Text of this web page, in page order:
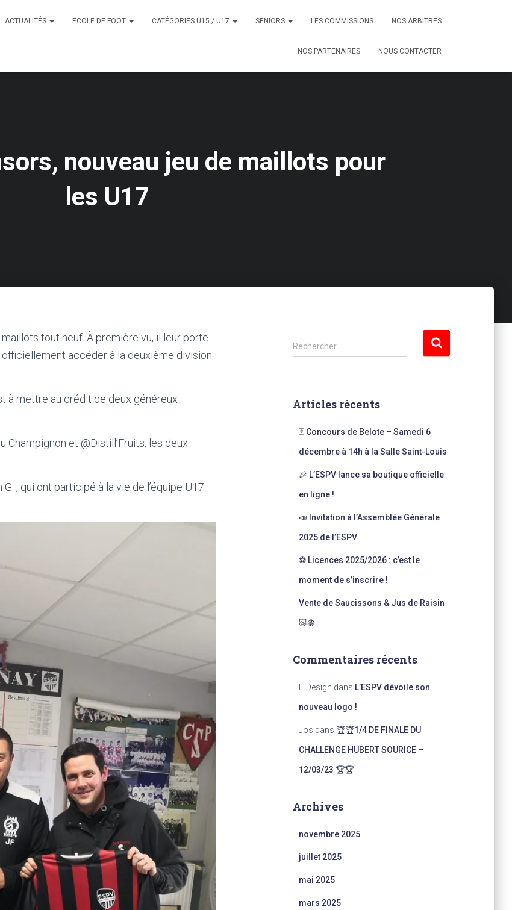
ACTUALITÉS ECOLE DE FOOT CATÉGORIES U15 / U17 SENIORS LES COMMISSIONS NOS ARBITRES
NOS PARTENAIRES NOUS CONTACTER
nouveau jeu de maillots pour
les U17
tout neuf. À première vu, il leur porte
accéder à la deuxième division
à mettre au crédit de deux généreux
et @Distill’Fruits, les deux
, qui ont participé à la vie de l’équipe U17
R
e
r
Rechercher…
Articles récents
🃏 Concours de Belote – Samedi 6
décembre à 14h à la Salle Saint-Louis
🎉 L’ESPV lance sa boutique officielle
en ligne !
📣 Invitation à l’Assemblée Générale
2025 de l’ESPV
⚽ Licences 2025/2026 : c’est le
moment de s’inscrire !
Vente de Saucissons & Jus de Raisin
🐷🍇
Commentaires récents
F. Design dans L’ESPV dévoile son
nouveau logo !
Jos dans 🏆🏆1/4 DE FINALE DU
CHALLENGE HUBERT SOURICE –
12/03/23 🏆🏆
Archives
novembre 2025
juillet 2025
mai 2025
mars 2025